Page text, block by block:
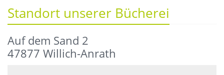
Standort unserer Bücherei
Auf dem Sand 2
47877 Willich-Anrath